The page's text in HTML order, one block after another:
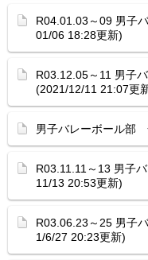
R04.01.03～09 男子
01/06 18:28更新)
R03.12.05～11 男子
(2021/12/11 21:07更
男子バレーボール部
R03.11.11～13 男子
11/13 20:53更新)
R03.06.23～25 男子
1/6/27 20:23更新)